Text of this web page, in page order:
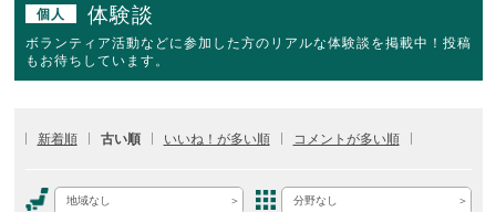
個人 体験談
ボランティア活動などに参加した方のリアルな体験談を掲載中！投稿
もお待ちしています。
新着順 古い順 いいね！が多い順 コメントが多い順
地域なし 分野なし